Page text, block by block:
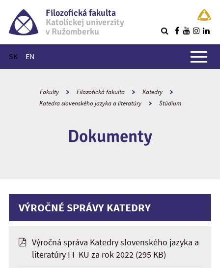
Filozofická fakulta
Katolíckej univerzity
v Ružomberku
SK EN
Hlavné menu
Fakulty Filozofická fakulta
Katedry
Katedra slovenského jazyka a literatúry
Štúdium
Dokumenty
VÝROČNÉ SPRÁVY KATEDRY
Výročná správa Katedry slovenského jazyka a
literatúry FF KU za rok 2022 (295 KB)